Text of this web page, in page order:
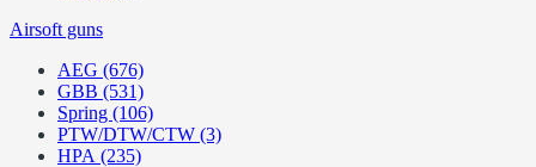
Airsoft guns
AEG (676)
GBB (531)
Spring (106)
PTW/DTW/CTW (3)
HPA (235)